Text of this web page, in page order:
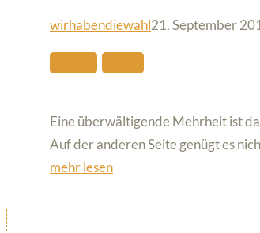
wirhabendiewahl21. September
Eine überwältigende Mehrheit ist
Auf der anderen Seite genügt es
mehr lesen